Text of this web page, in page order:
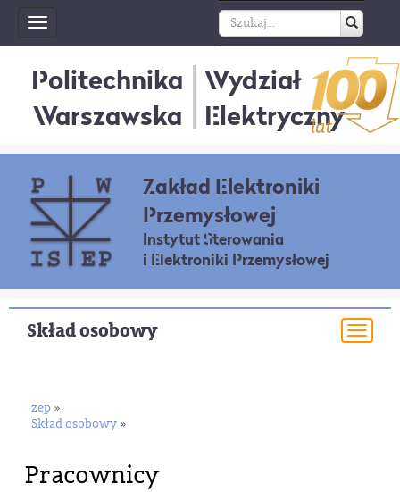
Toggle
navigation
Politechnika
Warszawska
Wydział
Elektryczny
Zakład Elektroniki
Przemysłowej
Instytut Sterowania
i Elektroniki Przemysłowej
Skład osobowy
zep »
Skład osobowy »
Pracownicy